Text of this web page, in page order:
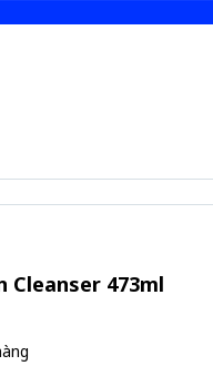
Cleanser 473ml